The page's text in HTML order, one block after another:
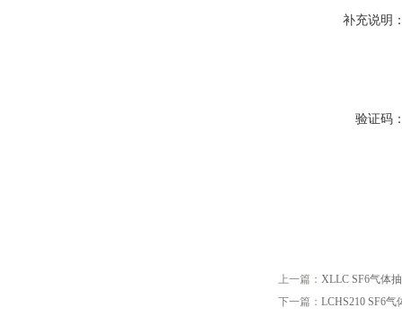
补充说明
验证码
上一篇： XLLC SF6气体
下一篇： LCHS210 SF6